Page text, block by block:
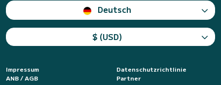
Deutsch
$ (USD)
Impressum
Datenschutzrichtlinie
ANB / AGB
Partner